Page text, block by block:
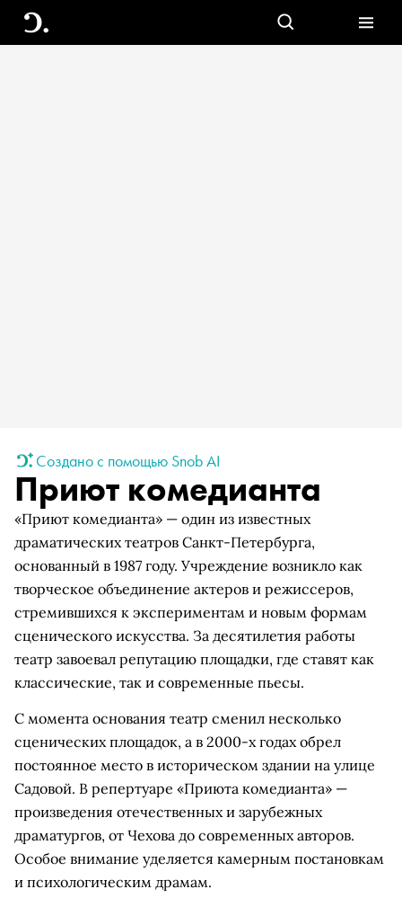
Создано с помощью Snob AI
Приют комедианта
«Приют комедианта» — один из известных
драматических театров Санкт-Петербурга,
основанный в 1987 году. Учреждение возникло как
творческое объединение актеров и режиссеров,
стремившихся к экспериментам и новым формам
сценического искусства. За десятилетия работы
театр завоевал репутацию площадки, где ставят как
классические, так и современные пьесы.
С момента основания театр сменил несколько
сценических площадок, а в 2000-х годах обрел
постоянное место в историческом здании на улице
Садовой. В репертуаре «Приюта комедианта» —
произведения отечественных и зарубежных
драматургов, от Чехова до современных авторов.
Особое внимание уделяется камерным постановкам
и психологическим драмам.